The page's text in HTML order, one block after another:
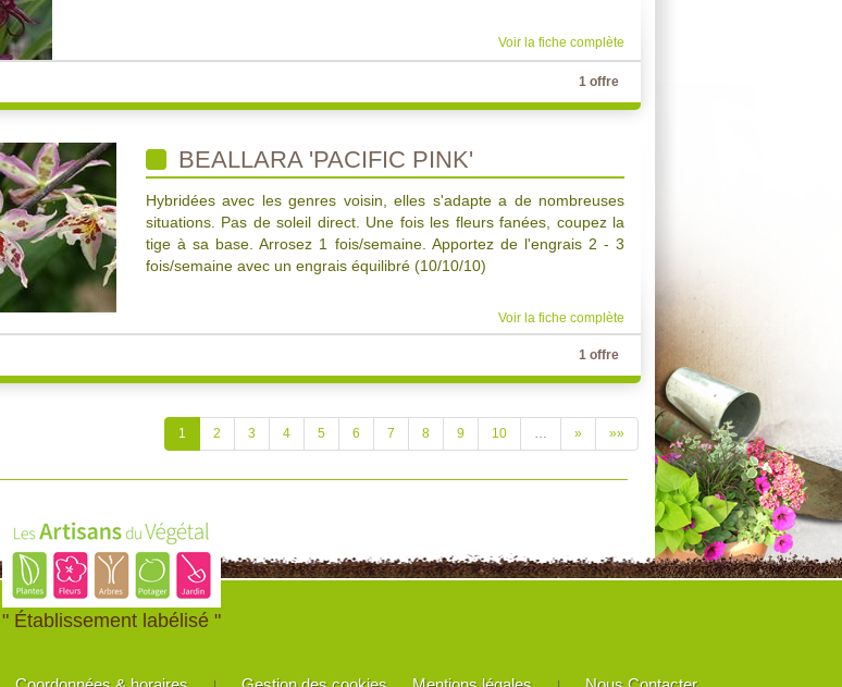
Voir la fiche complète
1 offre
BEALLARA 'PACIFIC PINK'
Hybridées avec les genres voisin, elles s'adapte a de nombreuses
situations. Pas de soleil direct. Une fois les fleurs fanées, coupez la
tige à sa base. Arrosez 1 fois/semaine. Apportez de l'engrais 2 - 3
fois/semaine avec un engrais équilibré (10/10/10)
Voir la fiche complète
1 offre
1 2 3 4 5 6 7 8 9 10 … » »»
" Établissement labélisé "